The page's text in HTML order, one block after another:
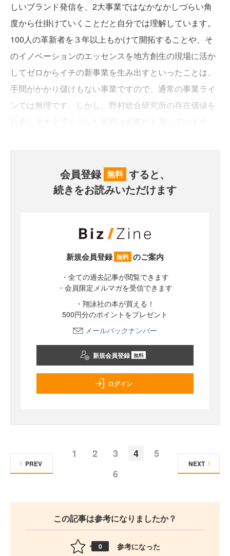
しいブランド発信を、2大事業ではなかなかしづらい角
度から仕掛けていくことだと自分では理解しています。
100人の革新者を３年以上もかけて開拓することや、そ
のイノベーションのエッセンスを地方創生の現場に活か
してゼロからイチの新事業を生み出すといったことは、
手間がかかり儲けもない事業ですので、通常の事業ライ
ンでは無理です。しかし、野村総合研究所の存在価値を
会員登録 無料 すると、
続きをお読みいただけます
新規会員登録 無料 のご案内
・全ての過去記事が閲覧できます
・会員限定メルマガを受信できます
・翔泳社の本が買える！
500円分のポイントをプレゼント
メールバックナンバー
新規会員登録 無料
ログイン
1 2 3 4
5
6
PREV NEXT
この記事は参考になりましたか？
0 参考になった